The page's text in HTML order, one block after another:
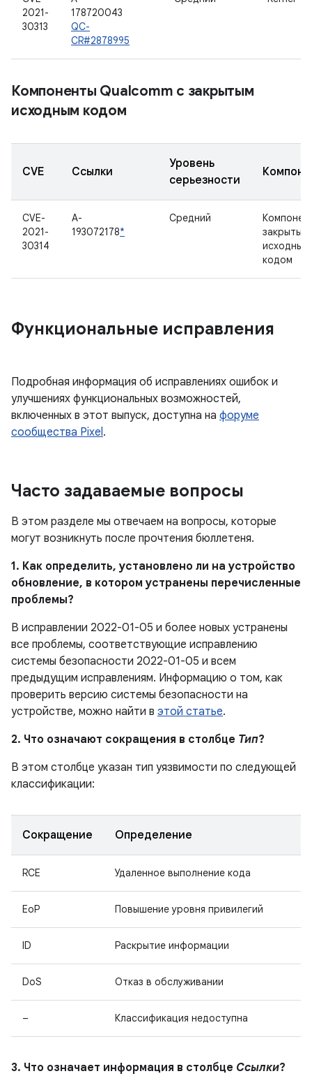
2021-
30313
178720043
QC-
CR#2878995
Компоненты Qualcomm с закрытым
исходным кодом
CVE Ссылки
Уровень
серьезности
CVE-
2021-
30314
A-
193072178*
Средний
закрытым
исходным
кодом
Функциональные исправления
Подробная информация об исправлениях ошибок и
улучшениях функциональных возможностей,
включенных в этот выпуск, доступна на форуме
сообщества Pixel.
Часто задаваемые вопросы
В этом разделе мы отвечаем на вопросы, которые
могут возникнуть после прочтения бюллетеня.
1. Как определить, установлено ли на устройство
обновление, в котором устранены перечисленные
проблемы?
В исправлении 2022-01-05 и более новых устранены
все проблемы, соответствующие исправлению
системы безопасности 2022-01-05 и всем
предыдущим исправлениям. Информацию о том, как
проверить версию системы безопасности на
устройстве, можно найти в этой статье.
2. Что означают сокращения в столбце Тип?
В этом столбце указан тип уязвимости по следующей
классификации:
Сокращение Определение
RCE Удаленное выполнение кода
EoP Повышение уровня привилегий
ID Раскрытие информации
DoS Отказ в обслуживании
– Классификация недоступна
3. Что означает информация в столбце Ссылки?